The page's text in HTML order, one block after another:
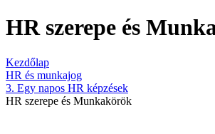
HR szerepe és
Kezdőlap
HR és munkajog
3. Egy napos HR képzések
HR szerepe és Munkakörök